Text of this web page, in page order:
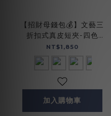
【招財母錢包💰】文藝三
折扣式真皮短夾-四色
(075268)
NT$1,850
加入購物車